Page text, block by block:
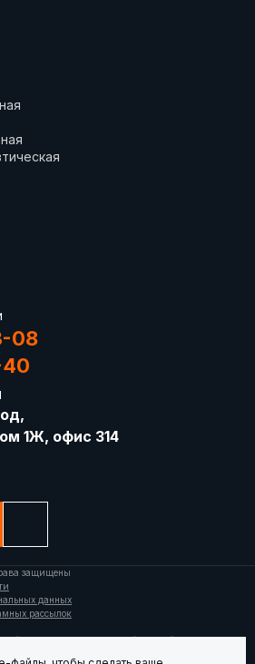
08
40
1Ж, офис 314
защищены
данных
рассылок